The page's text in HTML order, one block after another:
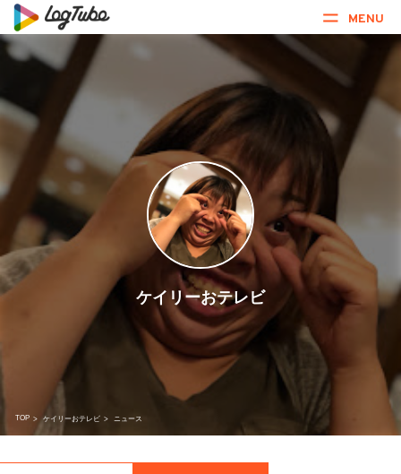
MENU
ケイリーおテレビ
TOP > ケイリーおテレビ > ニュース